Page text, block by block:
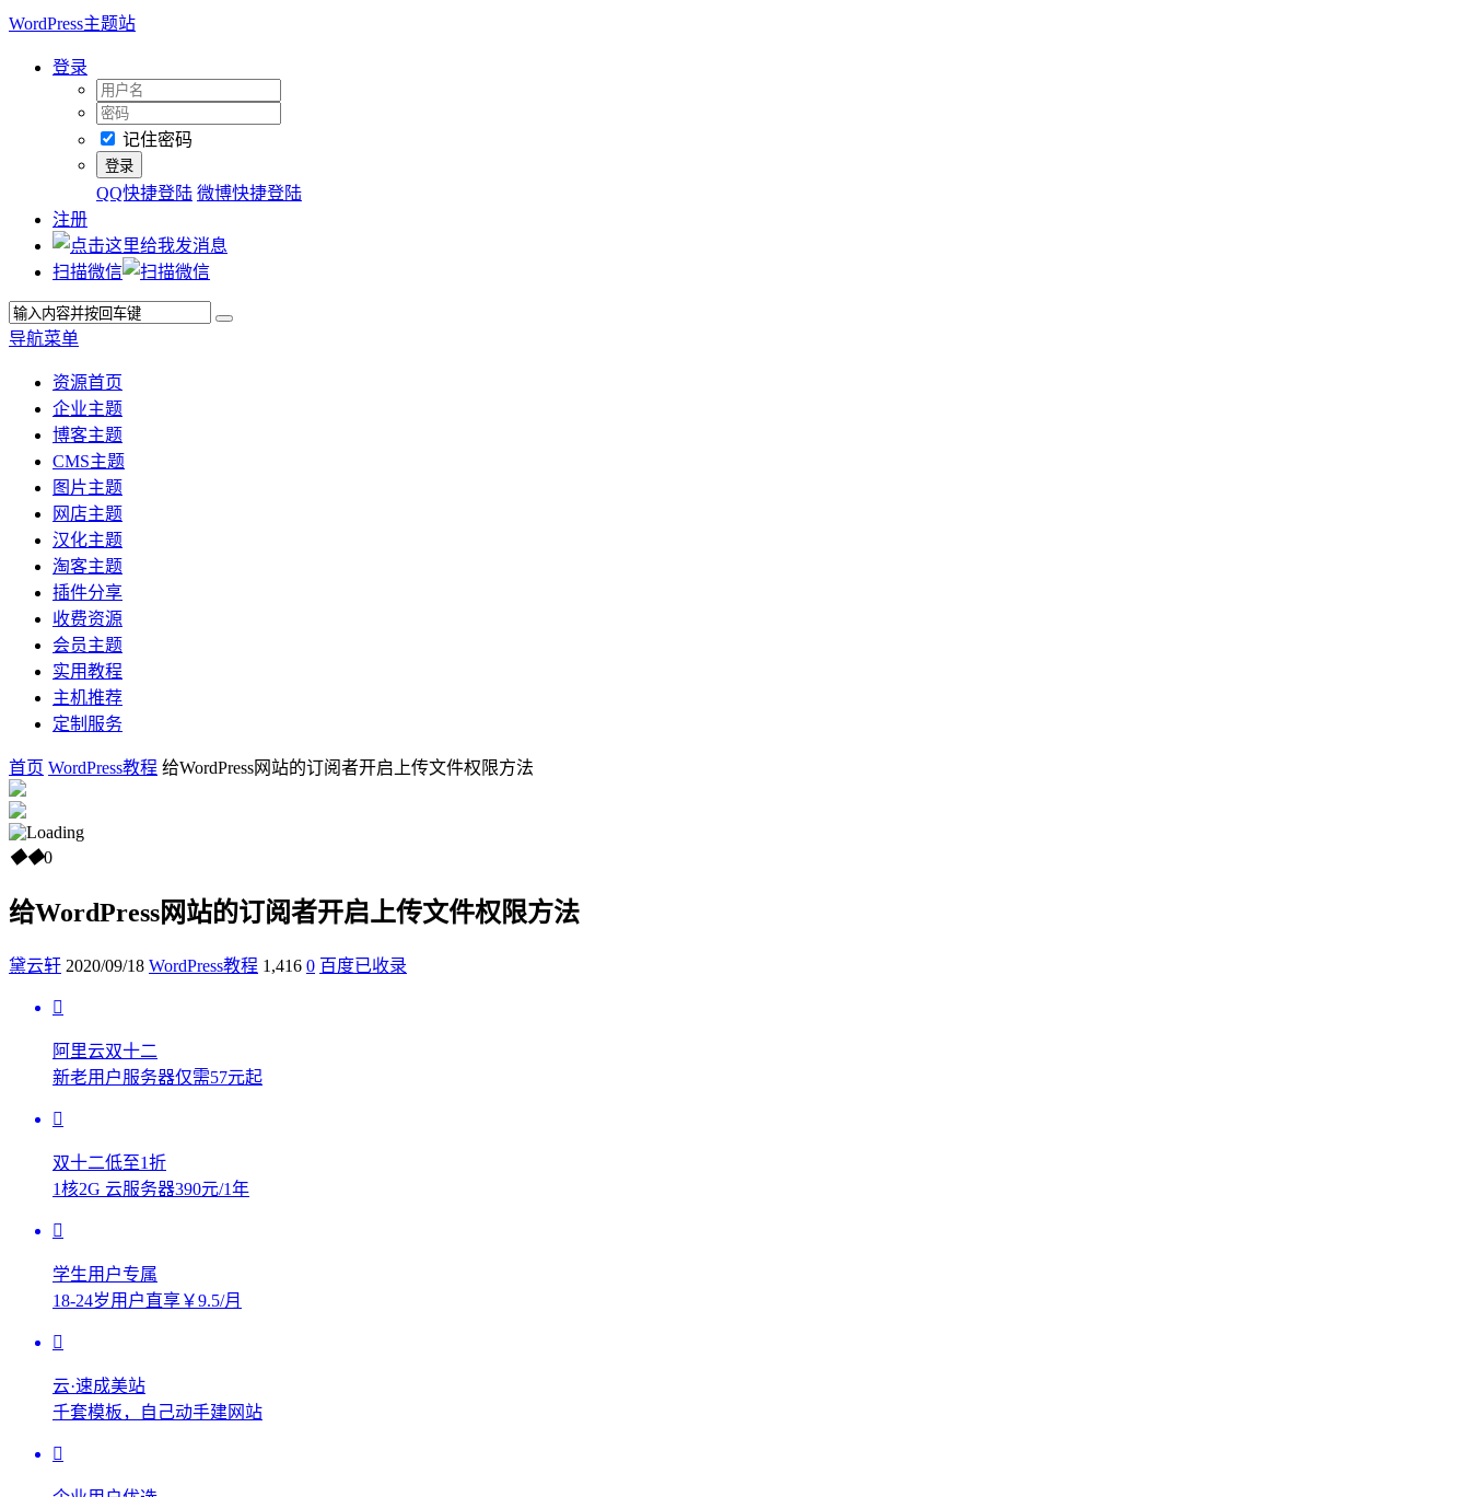
WordPress主题站
登录
记住密码
QQ快捷登陆 微博快捷登陆
注册
扫描微信
导航菜单
资源首页
企业主题
博客主题
CMS主题
图片主题
网店主题
汉化主题
淘客主题
插件分享
收费资源
会员主题
实用教程
主机推荐
定制服务
首页 WordPress教程 给WordPress网站的订阅者开启上传文件权限方法
◆◆0
给WordPress网站的订阅者开启上传文件权限方法
黛云轩 2020/09/18 WordPress教程 1,416 0 百度已收录
阿里云双十二
新老用户服务器仅需57元起
双十二低至1折
1核2G 云服务器390元/1年
学生用户专属
18-24岁用户直享￥9.5/月
云·速成美站
千套模板，自己动手建网站